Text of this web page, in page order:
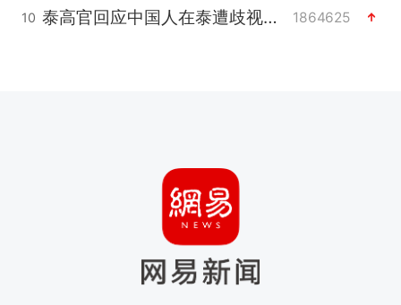
10 泰高官回应中国人在泰遭歧视：全面调查 1864625